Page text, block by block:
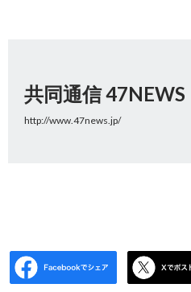
共同通信 47NEWS
http://www.47news.jp/